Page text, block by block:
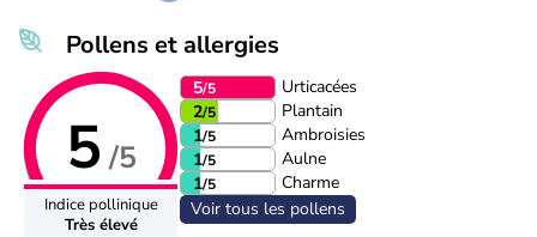
Pollens et allergies
5 /5
Indice pollinique
Très élevé
5/5
Urticacées
2/5
Plantain
1/5
Ambroisies
1/5
Aulne
1/5
Charme
Voir tous les pollens